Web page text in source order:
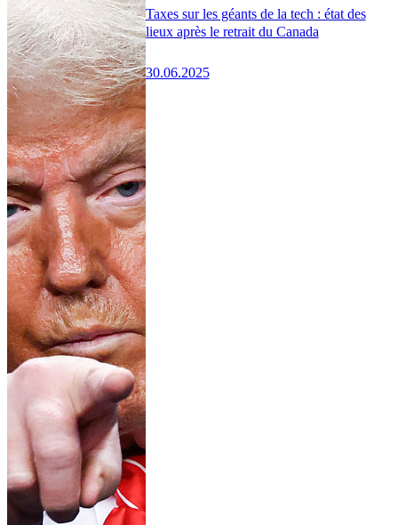
Taxes sur les géants de la tech : état des
lieux après le retrait du Canada
30.06.2025